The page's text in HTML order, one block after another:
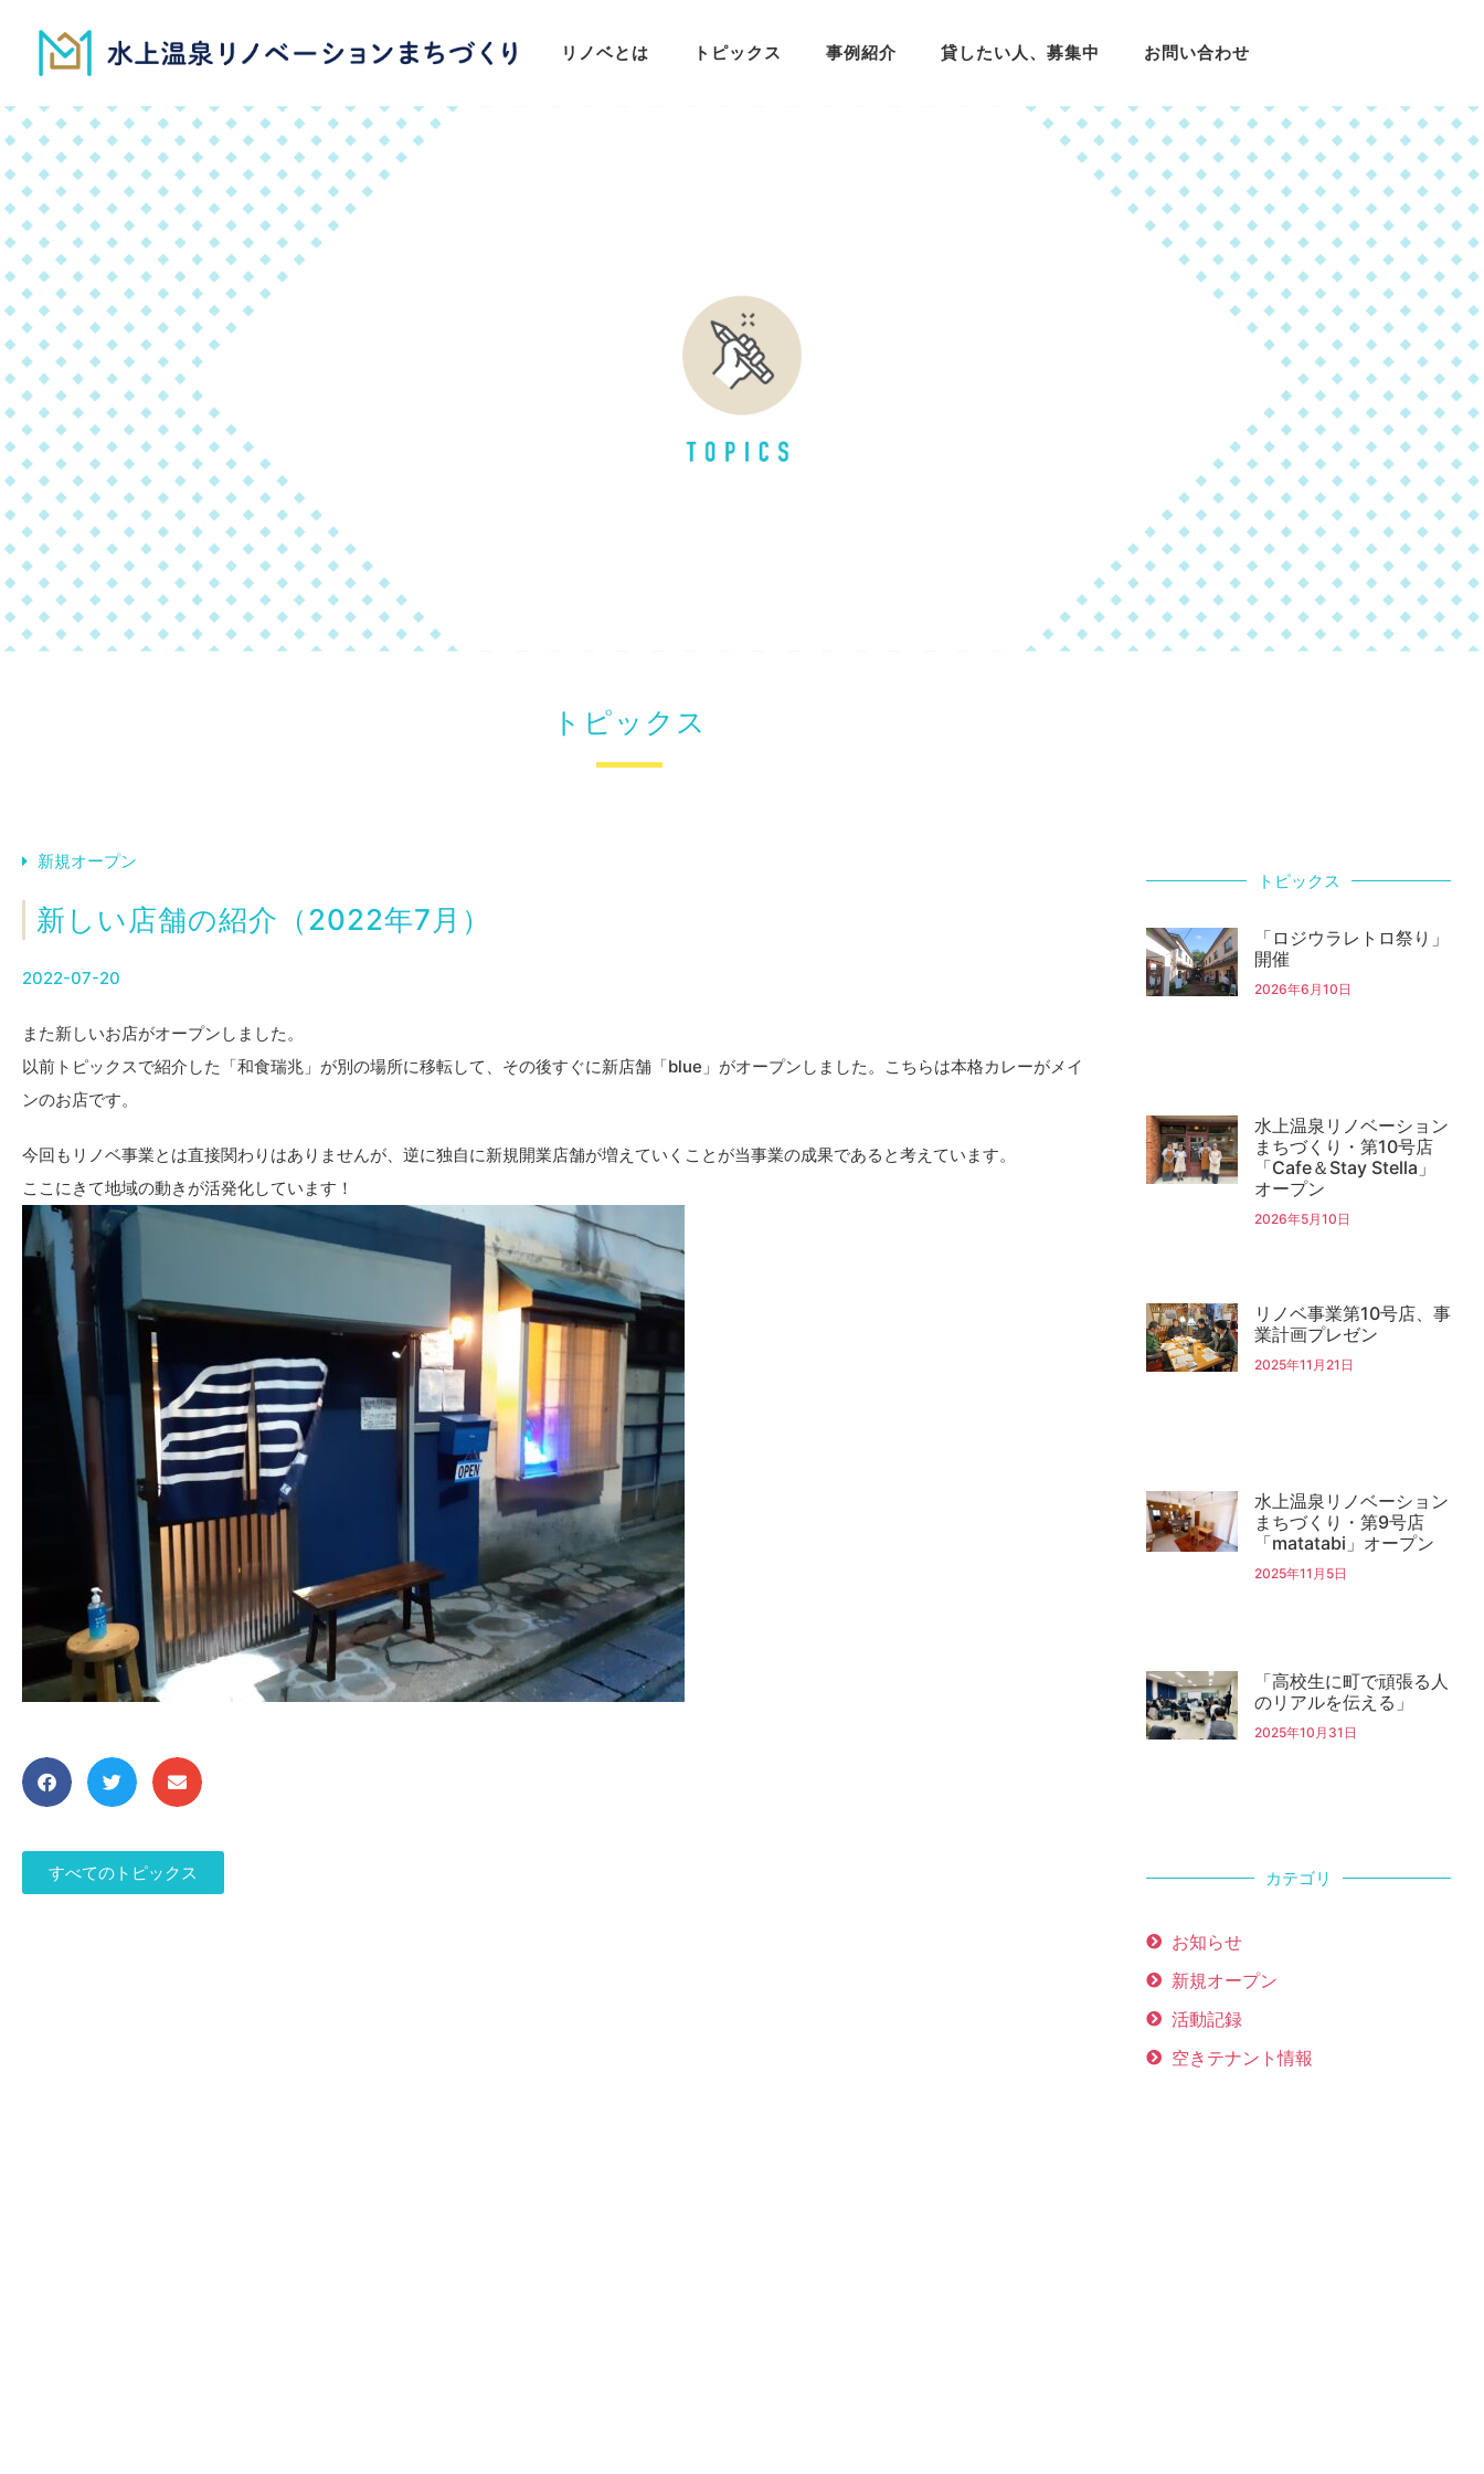
リノベとは トピックス 事例紹介 貸したい人、募集中 お問い合わせ
トピックス
新規オープン
新しい店舗の紹介（2022年7月）
2022-07-20
また新しいお店がオープンしました。
以前トピックスで紹介した「和食瑞兆」が別の場所に移転して、その後すぐに新店舗「blue」がオープンしました。こちらは本格カレーがメイ
ンのお店です。
今回もリノベ事業とは直接関わりはありませんが、逆に独自に新規開業店舗が増えていくことが当事業の成果であると考えています。
ここにきて地域の動きが活発化しています！
すべてのトピックス
トピックス
「ロジウラレトロ祭り」
開催
2026年6月10日
水上温泉リノベーション
まちづくり・第10号店
「Cafe＆Stay Stella」
オープン
2026年5月10日
リノベ事業第10号店、事
業計画プレゼン
2025年11月21日
水上温泉リノベーション
まちづくり・第9号店
「matatabi」オープン
2025年11月5日
「高校生に町で頑張る人
のリアルを伝える」
2025年10月31日
カテゴリ
お知らせ
新規オープン
活動記録
空きテナント情報